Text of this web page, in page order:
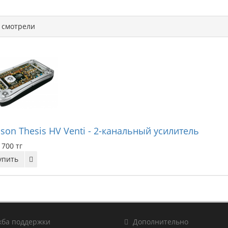
Thesis HV Venti - 2-канальный усилитель
тг
поддержки Дополнительно